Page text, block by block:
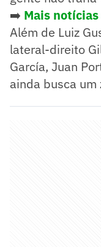
➡️ Mais
Além de Luiz
lateral-direito
García, Juan
ainda busca